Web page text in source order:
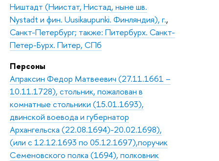
Ништадт (Ниистат, Нистад, ныне шв.
Nystadt и фин. Uusikaupunki. Финляндия), г.,
Санкт-Петербург; также: Питербурх. Санкт-
Петер-Бурх. Питер, СПб
Персоны
Апраксин Федор Матвеевич (27.11.1661 –
10.11.1728), стольник, пожалован в
комнатные стольники (15.01.1693),
двинской воевода и губернатор
Архангельска (22.08.1694)-20.02.1698),
(или с 12.12.1693 по 05.12.1697),поручик
Семеновского полка (1694), полковник